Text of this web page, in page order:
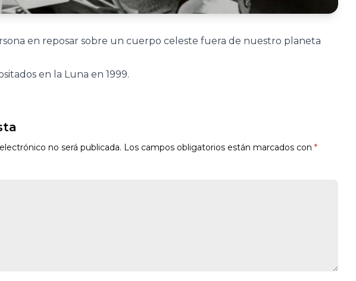
en reposar sobre un cuerpo celeste fuera de nuestro planeta
en la Luna en 1999.
no será publicada. Los campos obligatorios están marcados con *